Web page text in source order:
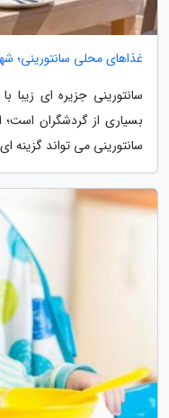
غذاهای محلی سانتورینی؛
سانتورینی جزیره ای
بسیاری از گردشگران
سانتورینی می تواند گزینه